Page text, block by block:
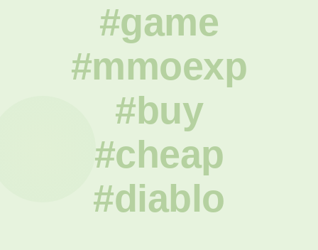
#game
#mmoexp
#buy
#cheap
#diablo